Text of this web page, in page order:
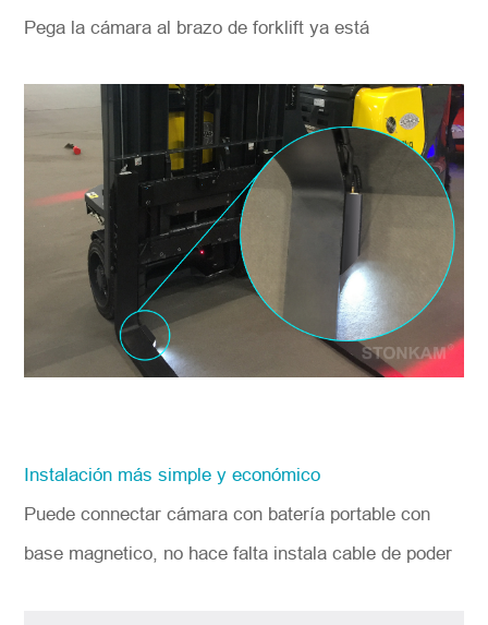
Pega la cámara al brazo de forklift ya está
Instalación más simple y económico
Puede connectar cámara con batería portable con
base magnetico, no hace falta instala cable de poder